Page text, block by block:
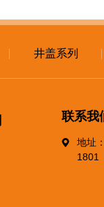
井盖系列
联系我
地址
1801